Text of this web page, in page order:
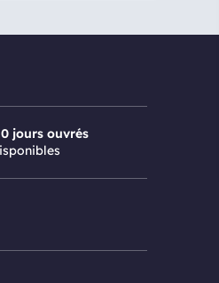
jours ouvrés